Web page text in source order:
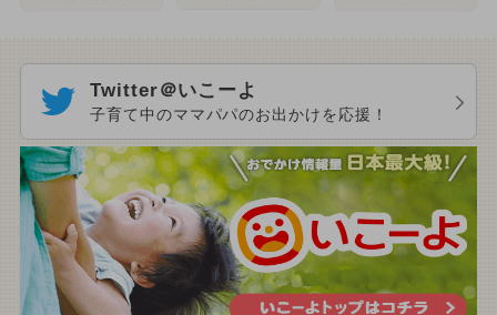
Twitter＠いこーよ
子育て中のママパパのお出かけを応援！